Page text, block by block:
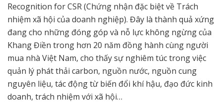
Recognition for CSR (Chứng nhận đặc biệt về Trách
nhiệm xã hội của doanh nghiệp). Đây là thành quả xứng
đang cho những đóng góp và nỗ lực không ngừng của
Khang Điền trong hơn 20 năm đồng hành cùng người
mua nhà Việt Nam, cho thấy sự nghiêm túc trong việc
quản lý phát thải carbon, nguồn nước, nguồn cung
nguyên liệu, tác động từ biến đổi khí hậu, đạo đức kinh
doanh, trách nhiệm với xã hội…